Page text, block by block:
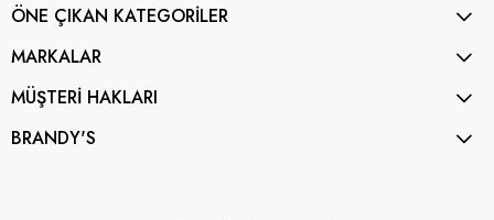
ÖNE ÇIKAN KATEGORİLER
MARKALAR
MÜŞTERİ HAKLARI
BRANDY'S